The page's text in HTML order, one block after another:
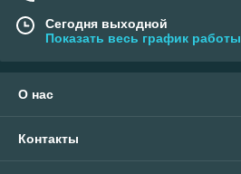
Сегодня выходной
Показать весь график работы
О нас
Контакты